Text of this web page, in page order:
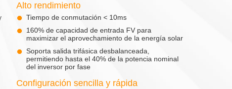
Alto rendimiento
Tiempo de conmutación < 10ms
160% de capacidad de entrada FV para
maximizar el aprovechamiento de la energía solar
Soporta salida trifásica desbalanceada,
permitiendo hasta el 40% de la potencia nominal
del inversor por fase
Configuración sencilla y rápida